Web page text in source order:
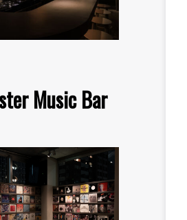
Music Bar